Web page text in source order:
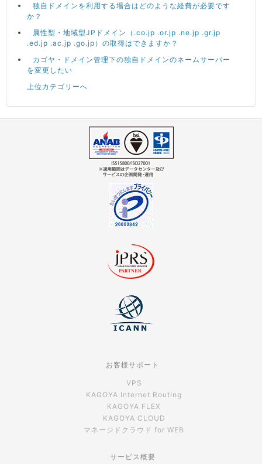
独自ドメインを利用する場合はどのような経費が必要です
か？
属性型・地域型JPドメイン（.co.jp .or.jp .ne.jp .gr.jp
.ed.jp .ac.jp .go.jp）の取得はできますか？
カゴヤ・ドメイン管理下の独自ドメインのネームサーバー
を変更したい
上位カテゴリーへ
お客様サポート
VPS
KAGOYA Internet Routing
KAGOYA FLEX
KAGOYA CLOUD
マネージドクラウド for WEB
サービス概要